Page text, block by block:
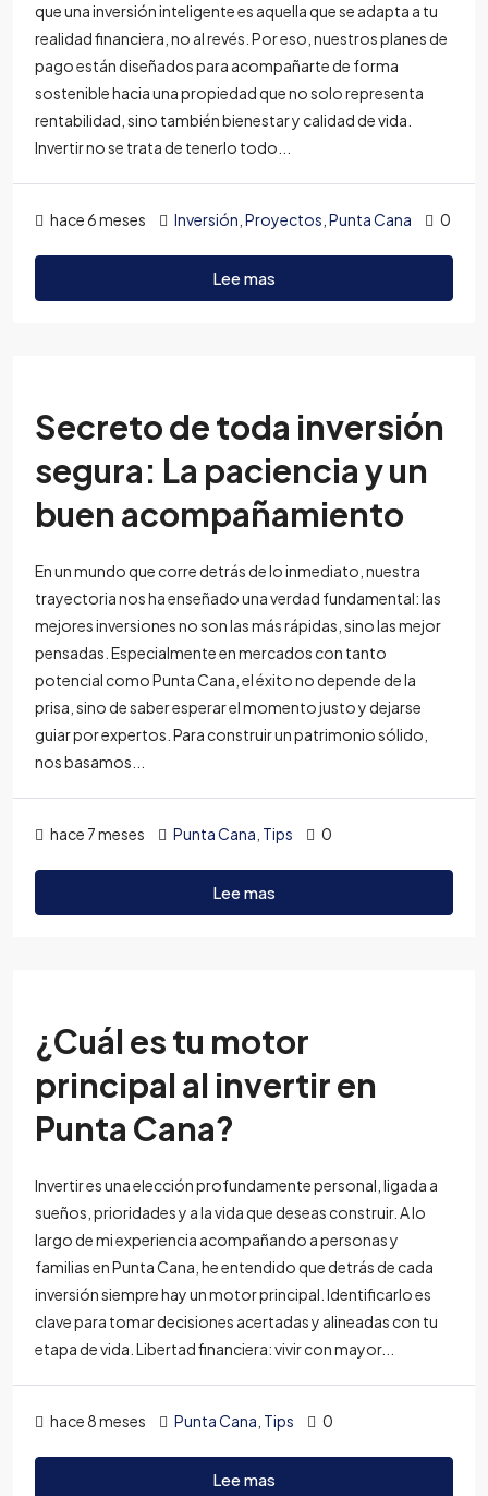
que una inversión inteligente es aquella que se adapta a tu
realidad financiera, no al revés. Por eso, nuestros planes de
pago están diseñados para acompañarte de forma
sostenible hacia una propiedad que no solo representa
rentabilidad, sino también bienestar y calidad de vida.
Invertir no se trata de tenerlo todo...
hace 6 meses Inversión Proyectos Punta Cana 0
Lee mas
Secreto de toda inversión
segura: La paciencia y un
buen acompañamiento
En un mundo que corre detrás de lo inmediato, nuestra
trayectoria nos ha enseñado una verdad fundamental: las
mejores inversiones no son las más rápidas, sino las mejor
pensadas. Especialmente en mercados con tanto
potencial como Punta Cana, el éxito no depende de la
prisa, sino de saber esperar el momento justo y dejarse
guiar por expertos. Para construir un patrimonio sólido,
nos basamos...
hace 7 meses Punta Cana Tips 0
Lee mas
¿Cuál es tu motor
principal al invertir en
Punta Cana?
Invertir es una elección profundamente personal, ligada a
sueños, prioridades y a la vida que deseas construir. A lo
largo de mi experiencia acompañando a personas y
familias en Punta Cana, he entendido que detrás de cada
inversión siempre hay un motor principal. Identificarlo es
clave para tomar decisiones acertadas y alineadas con tu
etapa de vida. Libertad financiera: vivir con mayor...
hace 8 meses Punta Cana Tips 0
Lee mas